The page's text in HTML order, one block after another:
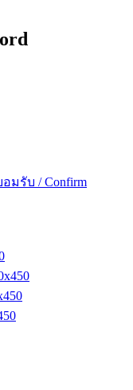
อมรับ / Confirm